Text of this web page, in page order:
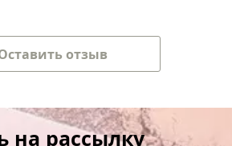
отзыв
на рассылку